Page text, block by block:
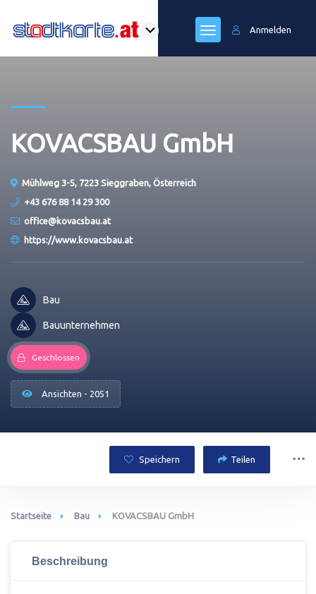
Anmelden
KOVACSBAU GmbH
Mühlweg 3-5, 7223 Sieggraben, Österreich
+43 676 88 14 29 300
office@kovacsbau.at
https://www.kovacsbau.at
Bau
Bauunternehmen
Geschlossen
Ansichten - 2051
Speichern Teilen
Startseite Bau KOVACSBAU GmbH
Beschreibung